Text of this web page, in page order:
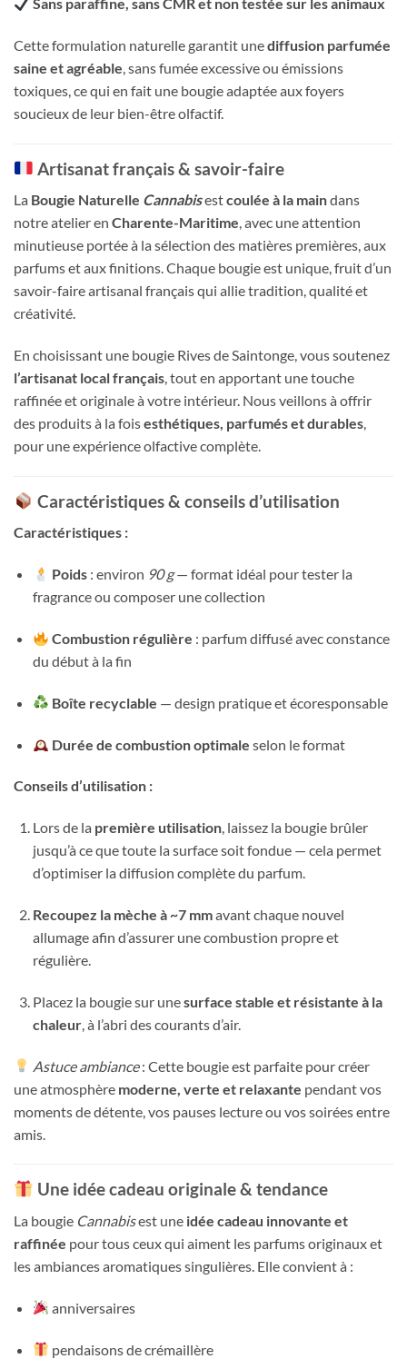
Cette formulation naturelle garantit unediffusion parfumée
saine et agréable , sans fumée excessive ou émissions
toxiques, ce qui en fait une bougie adaptée aux foyers
soucieux de leur bien-être olfactif.
Artisanat français & savoir-faire
La Bougie Naturelle Cannabisestcoulée à la maindans
notre atelier en Charente-Maritime, avec une attention
minutieuse portée à la sélection des matières premières, aux
parfums et aux finitions. Chaque bougie est unique, fruit d’un
savoir-faire artisanal français qui allie tradition, qualité et
créativité.
En choisissant une bougie Rives de Saintonge, vous soutenez
l’artisanat local français, tout en apportant une touche
raffinée et originale à votre intérieur. Nous veillons à offrir
des produits à la foisesthétiques, parfumés et durables,
pour une expérience olfactive complète.
Caractéristiques & conseils d’utilisation
Caractéristiques :
Poids : environ 90 g— format idéal pour tester la
fragrance ou composer une collection
Combustion régulière : parfum diffusé avec constance
du début à la fin
Boîte recyclable — design pratique et écoresponsable
Durée de combustion optimale selon le format
Conseils d’utilisation :
Lors de la première utilisation, laissez la bougie brûler
jusqu’à ce que toute la surface soit fondue — cela permet
d’optimiser la diffusion complète du parfum.
Recoupez la mèche à ~7 mmavant chaque nouvel
allumage afin d’assurer une combustion propre et
régulière.
Placez la bougie sur unesurface stable et résistante à la
chaleur, à l’abri des courants d’air.
Astuce ambiance: Cette bougie est parfaite pour créer
une atmosphère moderne, verte et relaxante pendant vos
moments de détente, vos pauses lecture ou vos soirées entre
amis.
Une idée cadeau originale & tendance
La bougie Cannabisest une idée cadeau innovante et
raffinée pour tous ceux qui aiment les parfums originaux et
les ambiances aromatiques singulières. Elle convient à :
anniversaires
pendaisons de crémaillère